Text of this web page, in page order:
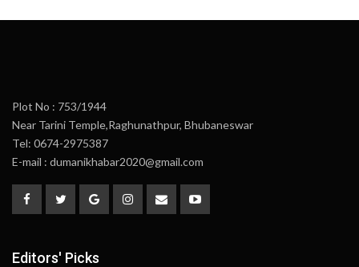
Plot No : 753/1944
Near Tarini Temple,Raghunathpur, Bhubaneswar
Tel: 0674-2975387
E-mail : dumanikhabar2020@gmail.com
Editors' Picks